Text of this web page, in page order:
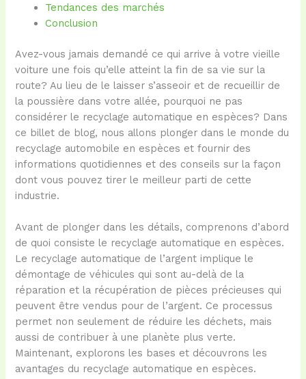
Tendances des marchés
Conclusion
Avez-vous jamais demandé ce qui arrive à votre vieille
voiture une fois qu’elle atteint la fin de sa vie sur la
route? Au lieu de le laisser s’asseoir et de recueillir de
la poussière dans votre allée, pourquoi ne pas
considérer le recyclage automatique en espèces? Dans
ce billet de blog, nous allons plonger dans le monde du
recyclage automobile en espèces et fournir des
informations quotidiennes et des conseils sur la façon
dont vous pouvez tirer le meilleur parti de cette
industrie.
Avant de plonger dans les détails, comprenons d’abord
de quoi consiste le recyclage automatique en espèces.
Le recyclage automatique de l’argent implique le
démontage de véhicules qui sont au-delà de la
réparation et la récupération de pièces précieuses qui
peuvent être vendus pour de l’argent. Ce processus
permet non seulement de réduire les déchets, mais
aussi de contribuer à une planète plus verte.
Maintenant, explorons les bases et découvrons les
avantages du recyclage automatique en espèces.